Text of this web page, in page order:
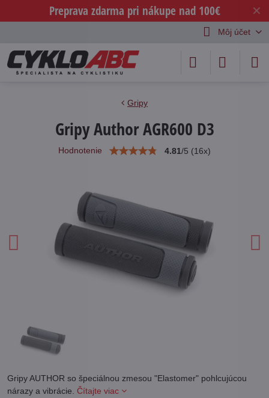
✕
Preprava zdarma pri nákupe nad 100€
Môj účet
Gripy
Gripy Author AGR600 D3
Hodnotenie 4.81/5 (16x)
Gripy AUTHOR so špeciálnou zmesou "Elastomer" pohlcujúcou
nárazy a vibrácie. Čítajte viac